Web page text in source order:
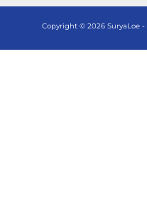
Copyright © 2026 SuryaLoe -